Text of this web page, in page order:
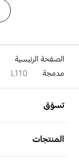
الصفحة الرئيسية
مدمجة
L110
تسوّق
المنتجات